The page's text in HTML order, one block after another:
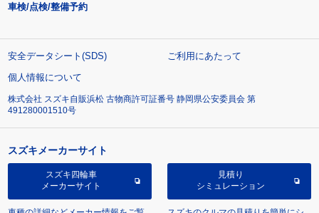
車検/点検/整備予約
安全データシート(SDS)
ご利用にあたって
個人情報について
株式会社 スズキ自販浜松 古物商許可証番号 静岡県公安委員会 第
491280001510号
スズキメーカーサイト
スズキ四輪車
メーカーサイト
見積り
シミュレーション